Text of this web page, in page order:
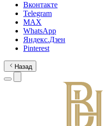
Вконтакте
Telegram
MAX
WhatsApp
Яндекс.Дзен
Pinterest
Назад